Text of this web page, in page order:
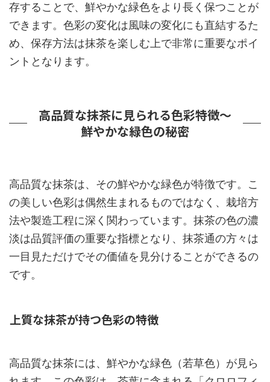
存することで、鮮やかな緑色をより長く保つことが
できます。色彩の変化は風味の変化にも直結するた
め、保存方法は抹茶を楽しむ上で非常に重要なポイ
ントとなります。
高品質な抹茶に見られる色彩特徴～
鮮やかな緑色の秘密
高品質な抹茶は、その鮮やかな緑色が特徴です。こ
の美しい色彩は偶然生まれるものではなく、栽培方
法や製造工程に深く関わっています。抹茶の色の濃
淡は品質評価の重要な指標となり、抹茶通の方々は
一目見ただけでその価値を見分けることができるの
です。
上質な抹茶が持つ色彩の特徴
高品質な抹茶には、鮮やかな緑色（若草色）が見ら